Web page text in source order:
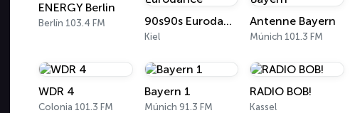
ENERGY Berlin
Berlín 103.4 FM 90s90s Eurodance
Kiel
Antenne Bayern
Múnich 101.3 FM
WDR 4
Colonia 101.3 FM
Bayern 1
Múnich 91.3 FM
RADIO BOB!
Kassel